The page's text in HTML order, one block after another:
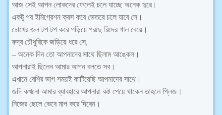
আজ সেই আপন লোকদের ফেলেই চলে যাচ্ছে অনেক দুরে।
একটু পর ইমিগ্রেশন ক্রস করে ভেতরে চলে যাবে সে।
চোখের জল টপ টপ করে গড়িয়ে পরছে রিদের গাল বেয়ে।
রুদ্র চৌধুরিকে জড়িয়ে ধরে সে,
– অনেক দিন তো আপনাদের সাথে ছিলাম আঙ্কেল।
আপনারাই ছিলেন আমার আপন বলতে সব।
এখানে বেশির ভাগ সময়ই কাটিয়েছি আপনাদের সাথে।
জদি কখনো আমার ব্যাবহারে আপনারা কষ্ট পেয়ে থাকেন তাহলে প্লিজ।
নিজের ছেলে ভেবে মাপ করে দিবেন।